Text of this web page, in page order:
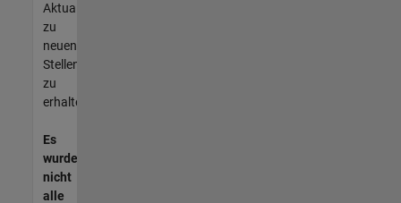
Aktualisierungen
zu
neuen
Stellenangeboten
zu
erhalten.
Es
wurden
nicht
alle